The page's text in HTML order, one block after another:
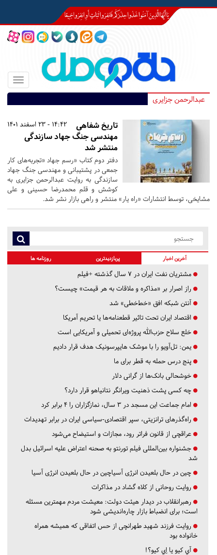
Toggle
عبدالرحمن جزایری
14:42 - 23 اسفند 1401
تاریخ شفاهی
مهندسی جنگ جهاد سازندگی
منتشر شد
دفتر دوم کتاب «رسم جهاد «تجربه‌های کار
جمعی در پشتیبانی‌ و مهندسی جنگ جهاد
سازندگی به روایت عبدالرحمن جزایری به
کوشش و قلم محمدرضا حسینی و علی
مشایخی، توسط انتشارات «راه یار» منتشر و راهی بازار نشر شد.
آخرین اخبار پربازدیدترین روزنامه ها
مشتریان نفت ایران در ۷ سال گذشته +فیلم
راز اصرار بر «مذاکره و ملاقات به هر قیمت» چیست؟
آنتن شبکه افق «خط‌خطی» شد
اقتصاد ایران تحت تاثیر قطعنامه‌ها یا تحریم‌ آمریکا
خلع سلاح حزب‌الله پروژه‌ای تحمیلی و آمریکایی است
یمن: تل‌آویو را با موشک هایپرسونیک هدف قرار دادیم
پنج درس‌ حمله به قطر برای ما
خوشحالی بانک‌ها از گرانی دلار
چه کسی پشت ذهنیت ویرانگر نتانیاهو قرار دارد؟
امام جماعت این مسجد در ۳ سال، نمازگزاران را ۴ برابر کرد
راه‌گذرهای ترانزیتی، سپر اقتصادی-سیاسی ایران در برابر تهدیدات
عراقچی از قانون فراتر رود، مجازات و استیضاح می‌شود
جشنواره بین‌المللی فیلم تورنتو به صحنه اعتراض علیه اسرائیل بدل
شد
چین در حال بلعیدن انرژی آسیاچین در حال بلعیدن انرژی آسیا
روایت روحانی از کلاه گشاد در مذاکرات
رهبرانقلاب در دیدار هیئت دولت: معیشت مردم مهمترین مسئله
است؛ برای انضباط بازار چاره‌اندیشی شود
روایت فرزند شهید طهرانچی از حس اتفاقی که همیشه همراه
خانواده بود
آي كيو يا اِي كيو؟!